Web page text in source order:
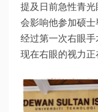
提及日前急性青
会影响他参加硕士
经过第一次右眼
现在右眼的视力正